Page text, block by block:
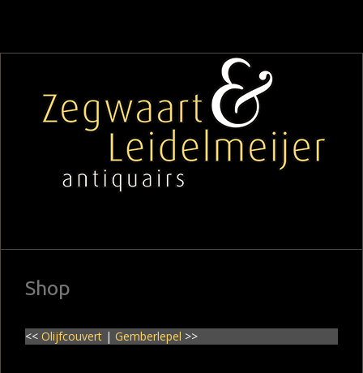
Shop
<< Olijfcouvert | Gemberlepel >>